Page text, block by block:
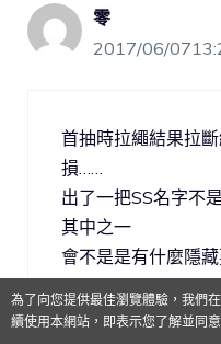
零
2017/06/
首抽時拉繩結果拉
損……
出了一把SS名字不
其中之一
會不是是有什麼隱
為了向您提供最佳瀏覽體驗，我們
續使用本網站，即表示您了解並同